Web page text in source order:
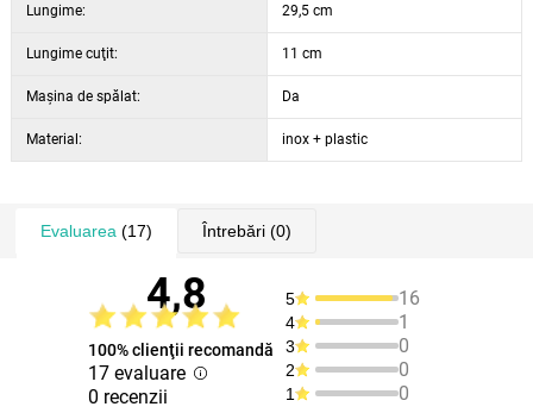
Lungime: 29,5 cm
Lungime cuţit: 11 cm
Maşina de spălat: Da
Material: inox + plastic
Evaluarea (17) Întrebări(0)
4,8
100% clienţii recomandă
17 evaluare
0 recenzii
5 16
4 1
3 0
2 0
1 0